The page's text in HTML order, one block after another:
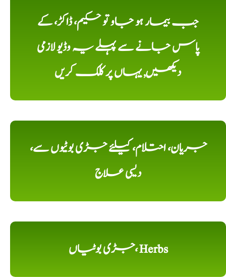
جب بیمار ہو جاو تو حکیم، ڈاکڑ، کے
پاس جانے سے پہلے یہ وڈیو لازمی
دیکھیں, یہاں پر کلک کریں
جریان، احتلام، کیلئے جڑی بوٹیوں سے،
دیسی علاج
جڑی بوٹیاں، Herbs